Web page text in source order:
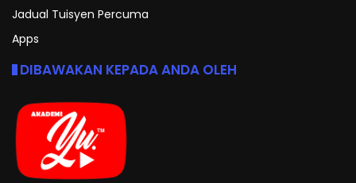
Jadual Tuisyen Percuma
Apps
DIBAWAKAN KEPADA ANDA OLEH